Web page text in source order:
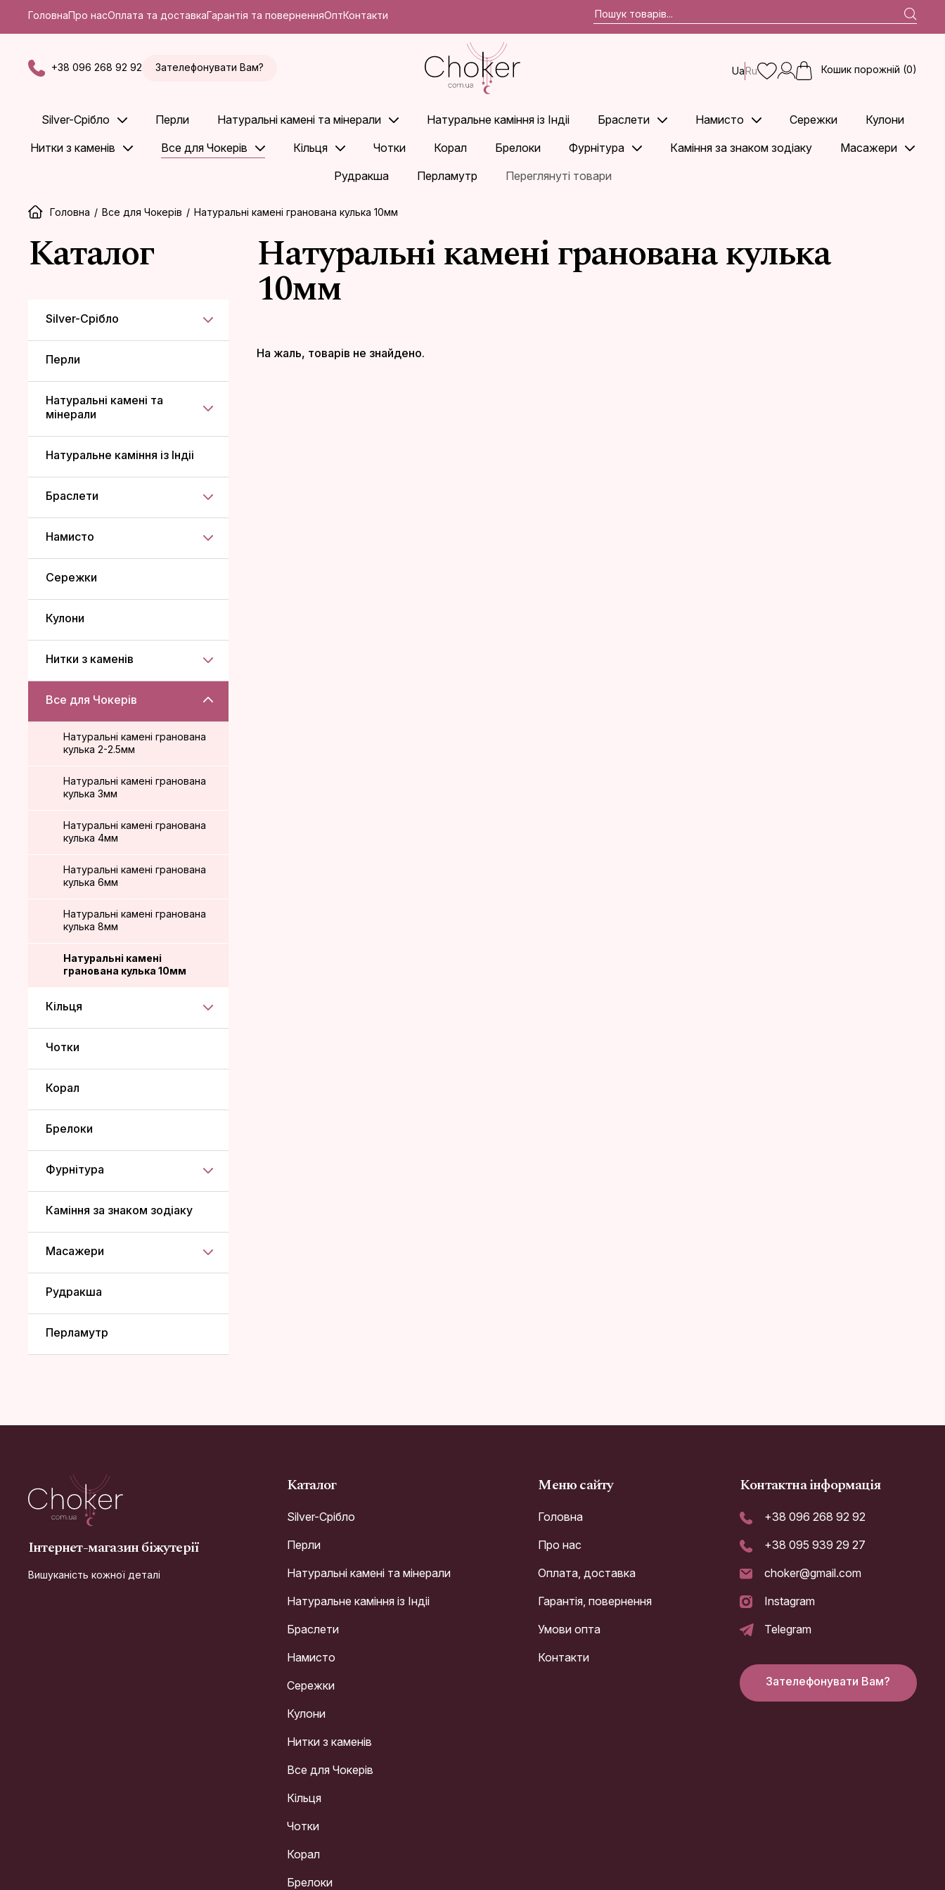
ГоловнаПро насОплата та доставкаГарантія та поверненняОптКонтакти
+38 096 268 92 92 Зателефонувати Вам? UaRu Кошик порожній (0)
Silver-Срібло Перли Натуральні камені та мінерали Натуральне каміння із Індіі Браслети Намисто Сережки
Кулони
Нитки з каменів
Все для Чокерів Кільця Чотки Корал Брелоки Фурнітура Каміння за знаком зодіаку
Масажери
Рудракша
Перламутр Переглянуті товари
Головна / Все для Чокерів / Натуральні камені гранована кулька 10мм
Каталог
Silver-Срібло
Перли
Натуральні камені та
мінерали
Натуральне каміння із Індіі
Браслети
Намисто
Сережки
Кулони
Нитки з каменів
Все для Чокерів
Натуральні камені гранована
кулька 2-2.5мм
Натуральні камені гранована
кулька 3мм
Натуральні камені гранована
кулька 4мм
Натуральні камені гранована
кулька 6мм
Натуральні камені гранована
кулька 8мм
Натуральні камені
гранована кулька 10мм
Кільця
Чотки
Корал
Брелоки
Фурнітура
Каміння за знаком зодіаку
Масажери
Рудракша
Перламутр
Натуральні камені гранована кулька
10мм
На жаль, товарів не знайдено.
Інтернет-магазин біжутерії
Вишуканість кожної деталі
Каталог
Silver-Срібло
Перли
Натуральні камені та мінерали
Натуральне каміння із Індіі
Браслети
Намисто
Сережки
Кулони
Нитки з каменів
Все для Чокерів
Кільця
Чотки
Корал
Брелоки
Меню сайту
Головна
Про нас
Оплата, доставка
Гарантія, повернення
Умови опта
Контакти
Контактна інформація
+38 096 268 92 92
+38 095 939 29 27
choker@gmail.com
Instagram
Telegram
Зателефонувати Вам?